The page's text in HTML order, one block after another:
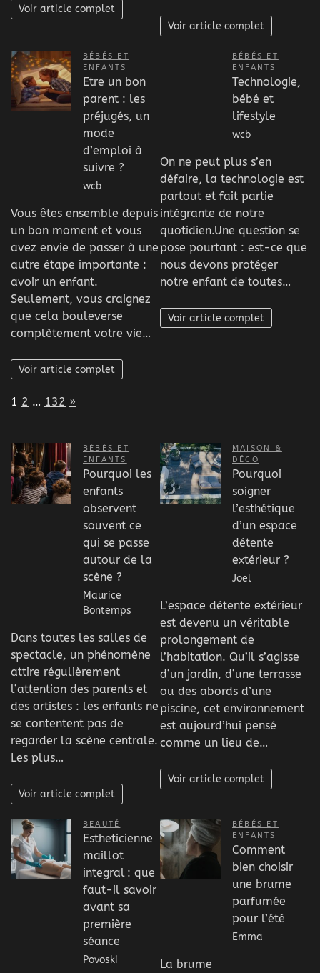
Voir article complet
Voir article complet
BÉBÉS ET
ENFANTS
Etre un bon
parent : les
préjugés, un
mode
d’emploi à
suivre ?
wcb
Vous êtes ensemble depuis
un bon moment et vous
avez envie de passer à une
autre étape importante :
avoir un enfant.
Seulement, vous craignez
que cela bouleverse
complètement votre vie…
Voir article complet
BÉBÉS ET
ENFANTS
Technologie,
bébé et
lifestyle
wcb
On ne peut plus s’en
défaire, la technologie est
partout et fait partie
intégrante de notre
quotidien.Une question se
pose pourtant : est-ce que
nous devons protéger
notre enfant de toutes…
Voir article complet
Page:
1 2 … 132 Next
»
BÉBÉS ET
ENFANTS
Pourquoi les
enfants
observent
souvent ce
qui se passe
autour de la
scène ?
Maurice
Bontemps
Dans toutes les salles de
spectacle, un phénomène
attire régulièrement
l’attention des parents et
des artistes : les enfants ne
se contentent pas de
regarder la scène centrale.
Les plus…
Voir article complet
MAISON &
DÉCO
Pourquoi
soigner
l’esthétique
d’un espace
détente
extérieur ?
Joel
L’espace détente extérieur
est devenu un véritable
prolongement de
l’habitation. Qu’il s’agisse
d’un jardin, d’une terrasse
ou des abords d’une
piscine, cet environnement
est aujourd’hui pensé
comme un lieu de…
Voir article complet
BEAUTÉ
Estheticienne
maillot
integral : que
faut-il savoir
avant sa
première
séance
Povoski
BÉBÉS ET
ENFANTS
Comment
bien choisir
une brume
parfumée
pour l’été
Emma
La brume